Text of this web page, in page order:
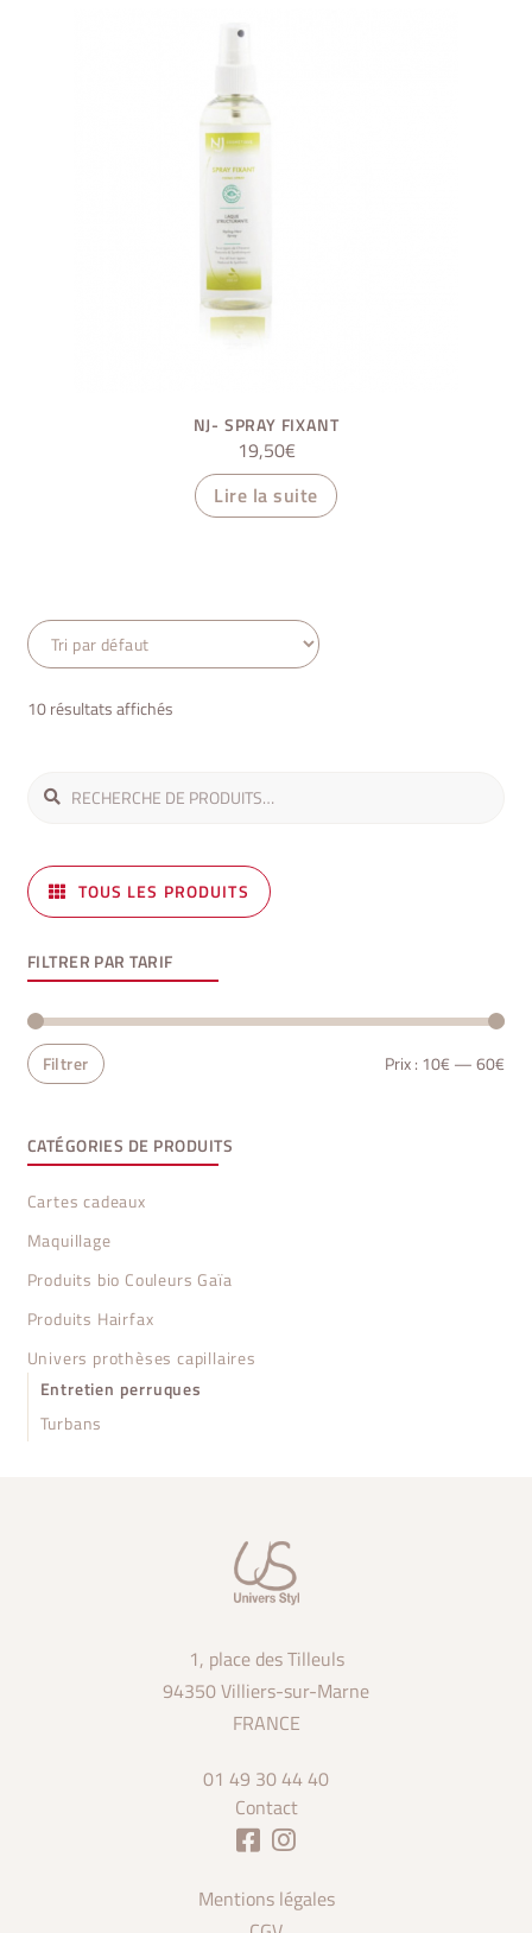
NJ- SPRAY FIXANT
19,50€
Lire la suite
10 résultats affichés
Recherche
pour :
Recherche
TOUS LES PRODUITS
FILTRER PAR TARIF
Filtrer Prix : 10€ —60€
CATÉGORIES DE PRODUITS
Cartes cadeaux
Maquillage
Produits bio Couleurs Gaïa
Produits Hairfax
Univers prothèses capillaires
Entretien perruques
Turbans
1, place des Tilleuls
94350 Villiers-sur-Marne
FRANCE
01 49 30 44 40
Contact
Mentions légales